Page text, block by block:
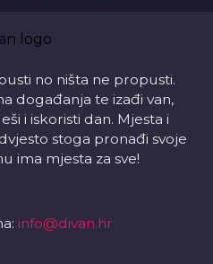
no ništa ne propusti.
događanja te izađi van,
i iskoristi dan. Mjesta i
stoga pronađi svoje
ima mjesta za sve!
info@divan.hr